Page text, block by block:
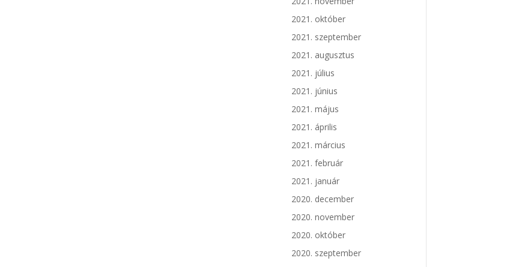
2021. október
2021. szeptember
2021. augusztus
2021. július
2021. június
2021. május
2021. április
2021. március
2021. február
2021. január
2020. december
2020. november
2020. október
2020. szeptember